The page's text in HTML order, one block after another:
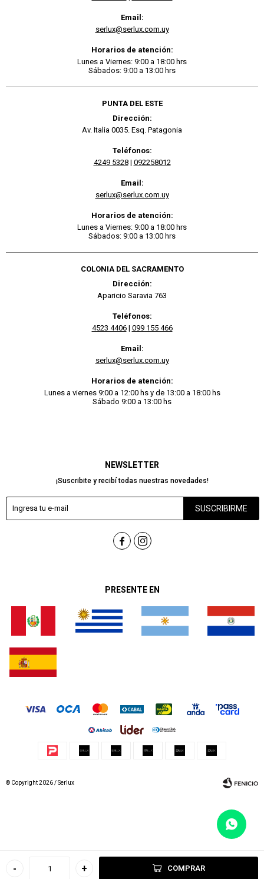
- + COMPRAR
PRESENTE EN
NEWSLETTER
¡Suscribite y recibí todas nuestras novedades!
SUSCRIBIRME
 
Email:
serlux@serlux.com.uy
Horarios de atención:
Lunes a Viernes: 9:00 a 18:00 hrs
Sábados: 9:00 a 13:00 hrs
PUNTA DEL ESTE
Dirección:
Av. Italia 0035. Esq. Patagonia
Teléfonos:
4249 5328| 092258012
Email:
serlux@serlux.com.uy
Horarios de atención:
Lunes a Viernes: 9:00 a 18:00 hrs
Sábados: 9:00 a 13:00 hrs
COLONIA DEL SACRAMENTO
Dirección:
Aparicio Saravia 763
Teléfonos:
4523 4406| 099 155 466
Email:
serlux@serlux.com.uy
Horarios de atención:
Lunes a viernes 9:00 a 12:00 hs y de 13:00 a 18:00 hs
Sábado 9:00 a 13:00 hs
© Copyright 2026 / Serlux